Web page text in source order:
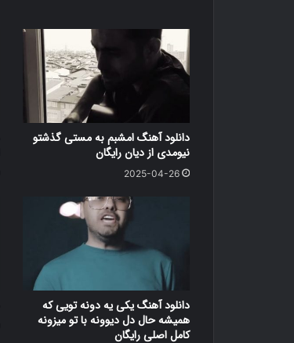
دانلود آهنگ امشبم به مستی گذشتو
نیومدی از دیان رایگان
2025-04-26
دانلود آهنگ یکی یه دونه تویی که
همیشه حال دل دیوونه با تو میزونه
کامل اصلی رایگان